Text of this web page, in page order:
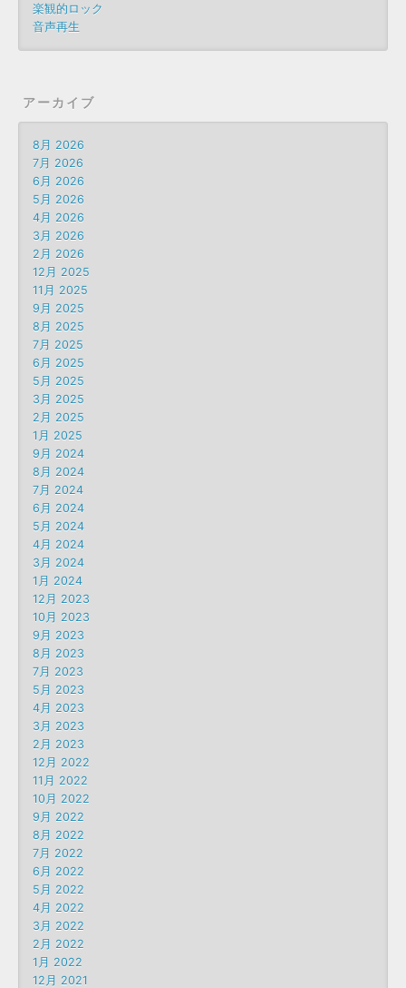
楽観的ロック
音声再生
アーカイブ
8月 2026
7月 2026
6月 2026
5月 2026
4月 2026
3月 2026
2月 2026
12月 2025
11月 2025
9月 2025
8月 2025
7月 2025
6月 2025
5月 2025
3月 2025
2月 2025
1月 2025
9月 2024
8月 2024
7月 2024
6月 2024
5月 2024
4月 2024
3月 2024
1月 2024
12月 2023
10月 2023
9月 2023
8月 2023
7月 2023
5月 2023
4月 2023
3月 2023
2月 2023
12月 2022
11月 2022
10月 2022
9月 2022
8月 2022
7月 2022
6月 2022
5月 2022
4月 2022
3月 2022
2月 2022
1月 2022
12月 2021